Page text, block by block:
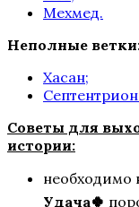
Сага о Грозах
Мехмед.
Неполные
Хасан;
Советы для
истории:
необходимо
Удача🍀